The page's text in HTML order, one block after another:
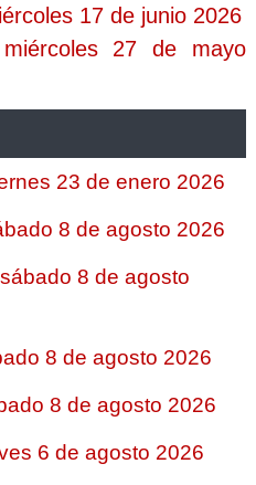
17 de junio 2026
27 de mayo
23 de enero 2026
8 de agosto 2026
8 de agosto
8 de agosto 2026
8 de agosto 2026
6 de agosto 2026